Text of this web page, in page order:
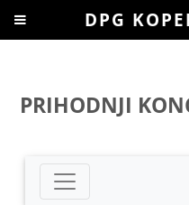
PRIHODNJI
DPG